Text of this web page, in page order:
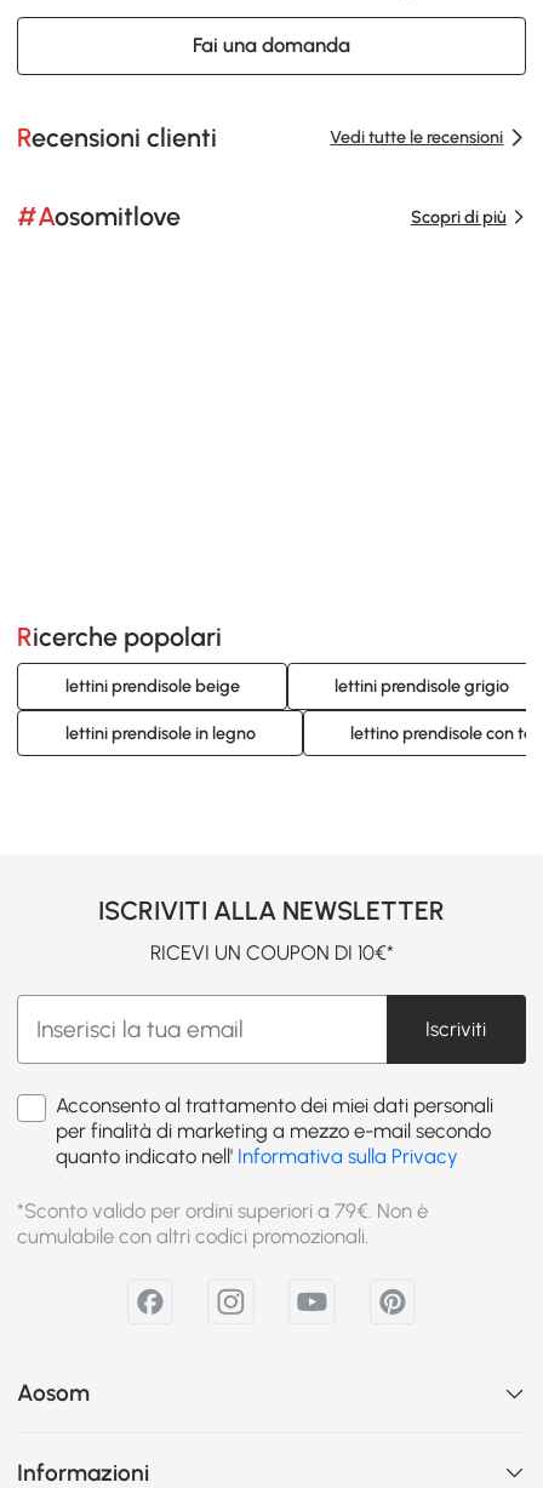
Fai una domanda
Recensioni clienti Vedi tutte le recensioni
#Aosomitlove Scopri di più
Ricerche popolari
lettini prendisole beige lettini prendisole grigio
lettini prendisole in legno lettino prendisole con
ISCRIVITI ALLA NEWSLETTER
RICEVI UN COUPON DI 10€*
Iscriviti
Acconsento al trattamento dei miei dati personali
per finalità di marketing a mezzo e-mail secondo
quanto indicato nell' Informativa sulla Privacy
*Sconto valido per ordini superiori a 79€. Non è
cumulabile con altri codici promozionali.
Aosom
Informazioni